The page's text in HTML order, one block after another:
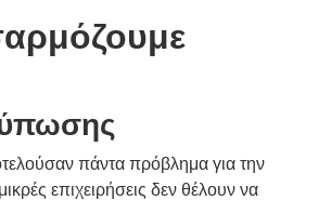
πάντα πρόβλημα για την
επιχειρήσεις δεν θέλουν να